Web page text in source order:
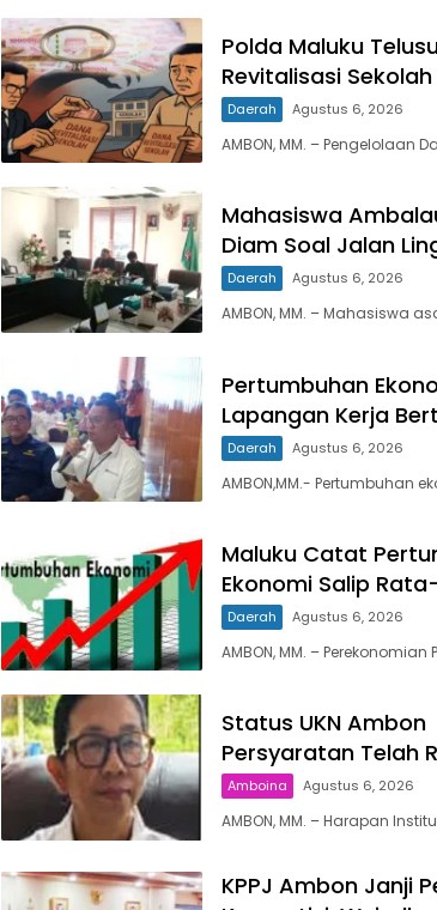
Polda Maluku
Revitalisasi
Daerah Agustus 6, 2026
AMBON, MM. – Pengelolaan
Mahasiswa
Diam Soal Jalan
Daerah Agustus 6, 2026
AMBON, MM. – Mahasiswa
Pertumbuhan
Lapangan Kerja
Daerah Agustus 6, 2026
AMBON,MM.- Pertumbuhan
Maluku Catat
Ekonomi Salip
Daerah Agustus 6, 2026
AMBON, MM. –
Status UKN
Persyaratan Telah
Amboina Agustus 6, 2026
AMBON, MM. – Harapan
KPPJ Ambon Janji